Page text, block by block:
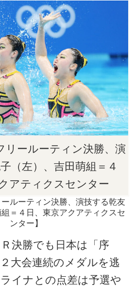
リールーティン決勝、演
（左）、吉田萌組＝４
アティクスセンター
ールーティン決勝、演技する乾友
＝４日、東京アクアティクスセ
ンター】
決勝でも日本は「序
大会連続のメダルを逃
イナとの点差は予選や